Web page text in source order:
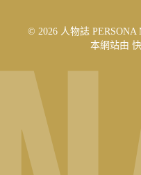
© 2026 人物誌 PERSONA
本網站由